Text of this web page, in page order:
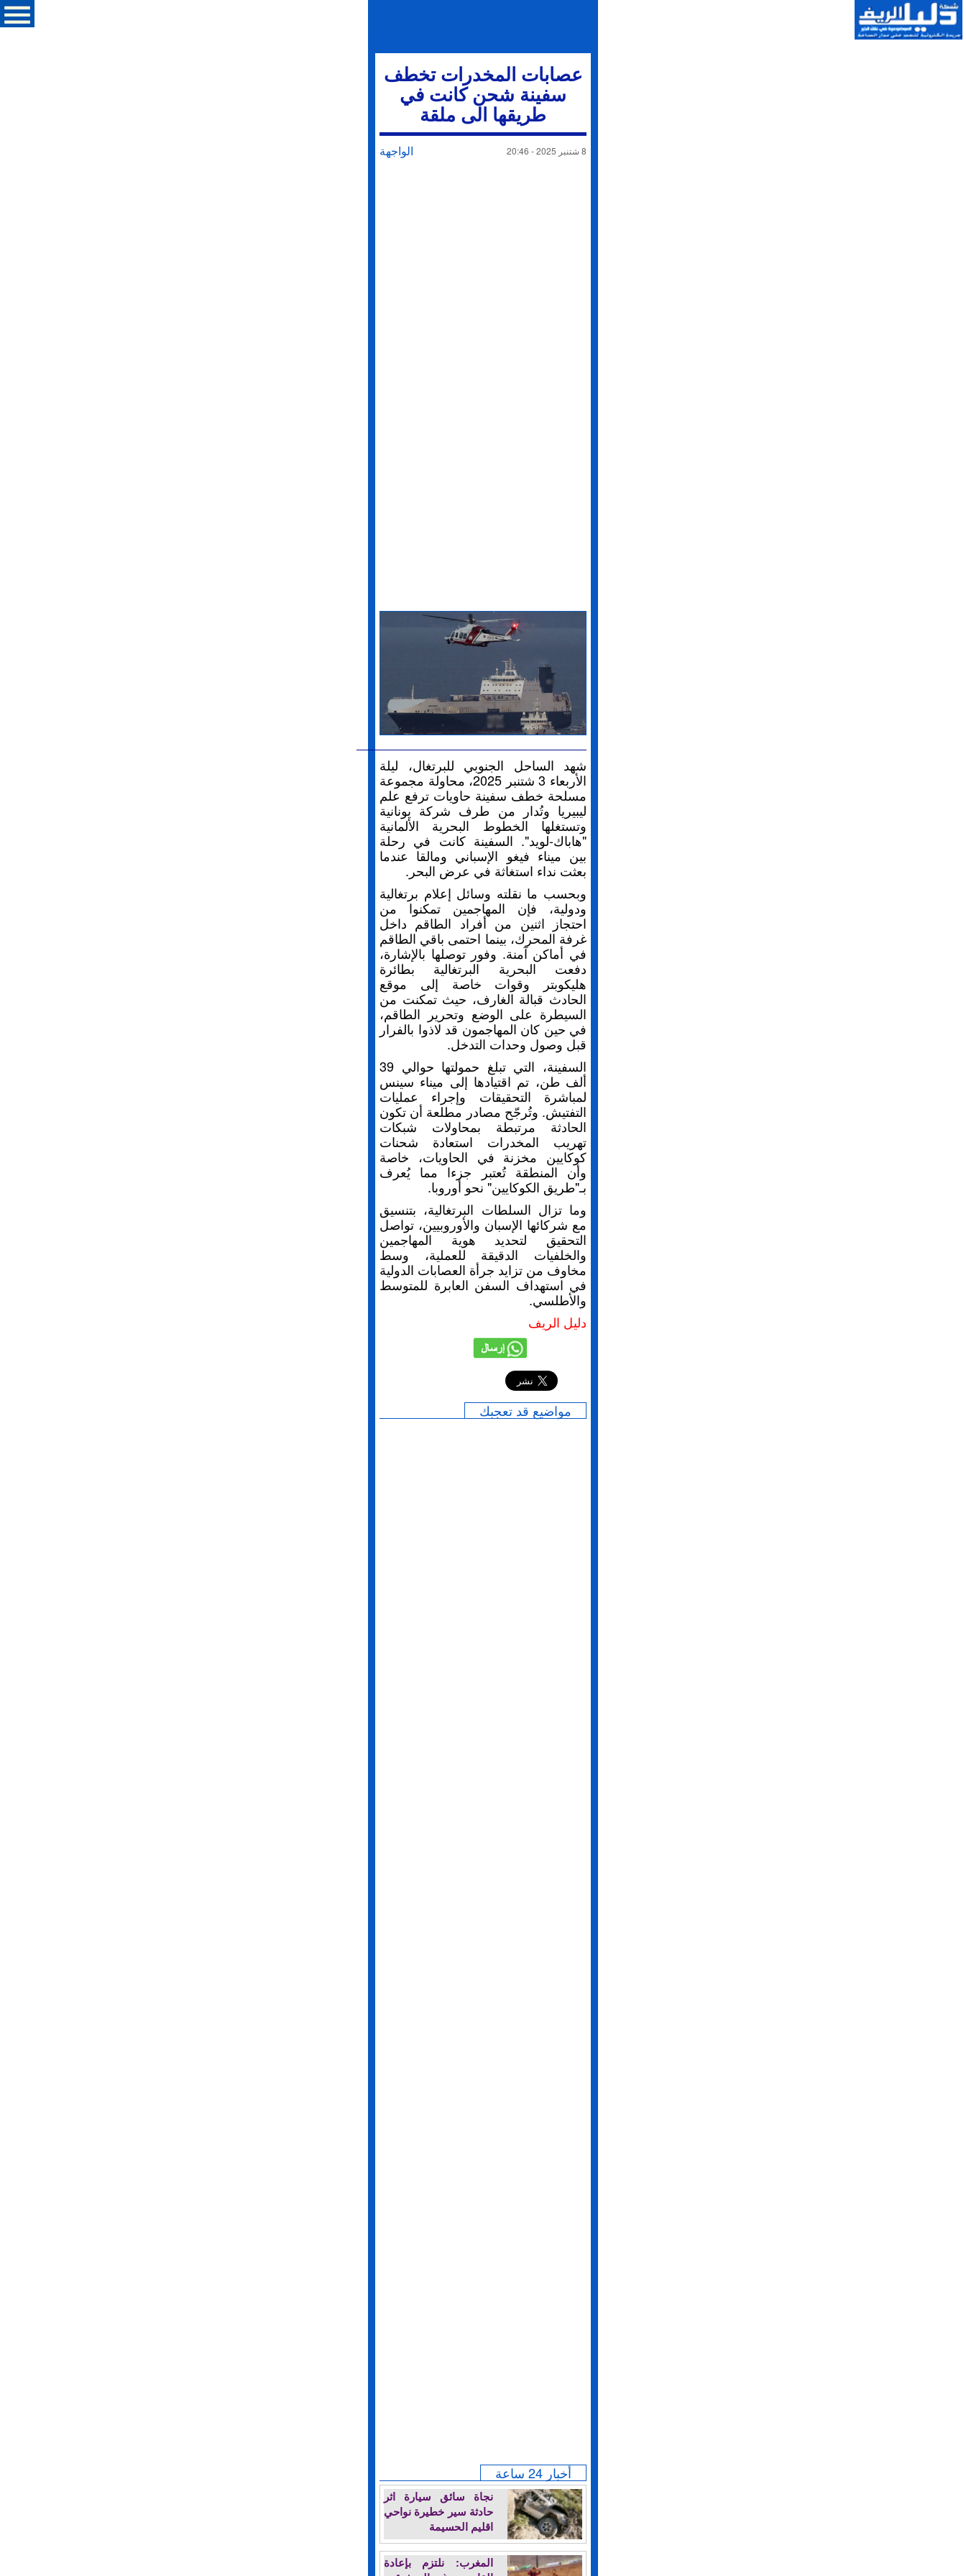
عصابات المخدرات تخطف
سفينة شحن كانت في
طريقها الى ملقة
الواجهة 8 شتنبر 2025 - 20:46
شهد الساحل الجنوبي للبرتغال، ليلة
الأربعاء 3 شتنبر 2025، محاولة مجموعة
مسلحة خطف سفينة حاويات ترفع علم
ليبيريا وتُدار من طرف شركة يونانية
وتستغلها الخطوط البحرية الألمانية
"هاباك-لويد". السفينة كانت في رحلة
بين ميناء فيغو الإسباني ومالقا عندما
بعثت نداء استغاثة في عرض البحر.
وبحسب ما نقلته وسائل إعلام برتغالية
ودولية، فإن المهاجمين تمكنوا من
احتجاز اثنين من أفراد الطاقم داخل
غرفة المحرك، بينما احتمى باقي الطاقم
في أماكن آمنة. وفور توصلها بالإشارة،
دفعت البحرية البرتغالية بطائرة
هليكوبتر وقوات خاصة إلى موقع
الحادث قبالة الغارف، حيث تمكنت من
السيطرة على الوضع وتحرير الطاقم،
في حين كان المهاجمون قد لاذوا بالفرار
قبل وصول وحدات التدخل.
السفينة، التي تبلغ حمولتها حوالي 39
ألف طن، تم اقتيادها إلى ميناء سينس
لمباشرة التحقيقات وإجراء عمليات
التفتيش. وتُرجّح مصادر مطلعة أن تكون
الحادثة مرتبطة بمحاولات شبكات
تهريب المخدرات استعادة شحنات
كوكايين مخزنة في الحاويات، خاصة
وأن المنطقة تُعتبر جزءا مما يُعرف
بـ"طريق الكوكايين" نحو أوروبا.
وما تزال السلطات البرتغالية، بتنسيق
مع شركائها الإسبان والأوروبيين، تواصل
التحقيق لتحديد هوية المهاجمين
والخلفيات الدقيقة للعملية، وسط
مخاوف من تزايد جرأة العصابات الدولية
في استهداف السفن العابرة للمتوسط
والأطلسي.
دليل الريف
مواضيع قد تعجبك
أخبار 24 ساعة
نجاة سائق سيارة اثر
حادثة سير خطيرة نواحي
اقليم الحسيمة
المغرب: نلتزم بإعادة